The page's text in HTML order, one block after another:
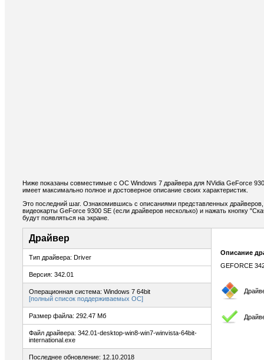
Ниже показаны совместимые с ОС Windows 7 драйвера для NVidia GeForce
имеет максимально полное и достоверное описание своих характеристик.
Это последний шаг. Ознакомившись с описаниями представленных
видеокарты GeForce 9300 SE (если драйверов несколько) и нажать кнопку
будут появляться на экране.
Драйвер
Тип драйвера: Driver
Версия: 342.01
Операционная система: Windows 7 64bit
[полный список поддерживаемых ОС]
Размер файла: 292.47 Мб
Файл драйвера: 342.01-desktop-win8-win7-winvista-64bit-
international.exe
Последнее обновление: 12.10.2018
Описание
GEFORCE